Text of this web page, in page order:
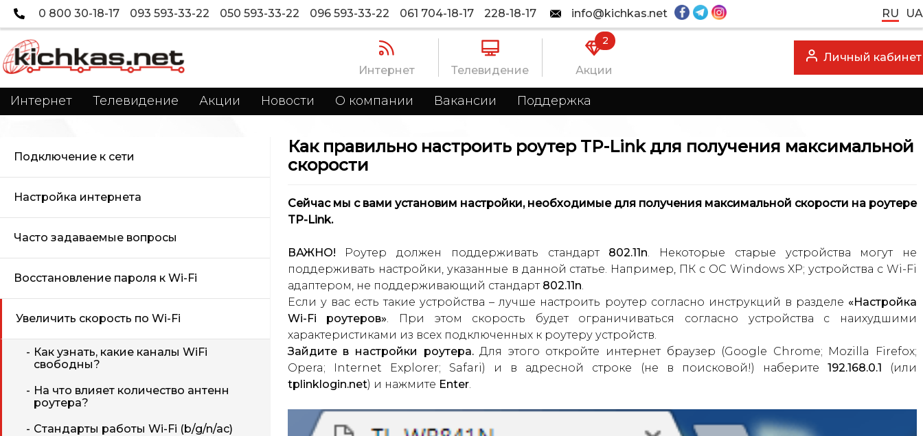
0 800 30-18-17 093 593-33-22 050 593-33-22 096 593-33-22 061 704-18-17 228-18-17 info@kichkas.net RU UA
Интернет Телевидение
2
Акции
Личный кабинет
Интернет Телевидение Акции Новости О компании Вакансии Поддержка
Подключение к сети
Настройка интернета
Часто задаваемые вопросы
Восстановление пароля к Wi-Fi
Увеличить скорость по Wi-Fi
Как узнать, какие каналы WiFi
свободны?
На что влияет количество антенн
роутера?
Стандарты работы Wi-Fi (b/g/n/ac)
Как правильно настроить роутер TP-Link для получения максимальной
скорости
Сейчас мы с вами установим настройки, необходимые для получения максимальной скорости на роутере
TP-Link.
ВАЖНО! Роутер должен поддерживать стандарт 802.11n. Некоторые старые устройства могут не
поддерживать настройки, указанные в данной статье. Например, ПК с ОС Windows XP; устройства с Wi-Fi
адаптером, не поддерживающий стандарт 802.11n.
Если у вас есть такие устройства – лучше настроить роутер согласно инструкций в разделе «Настройка
Wi-Fi роутеров». При этом скорость будет ограничиваться согласно устройства с наихудшими
характеристиками из всех подключенных к роутеру устройств.
Зайдите в настройки роутера.Для этого откройте интернет браузер (Google Chrome; Mozilla Firefox;
Opera; Internet Explorer; Safari) и в адресной строке (не в поисковой!) наберите 192.168.0.1 (или
tplinklogin.net) и нажмите Enter.